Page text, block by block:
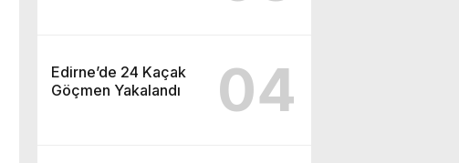
Edirne’de 24 Kaçak
Göçmen Yakalandı
04